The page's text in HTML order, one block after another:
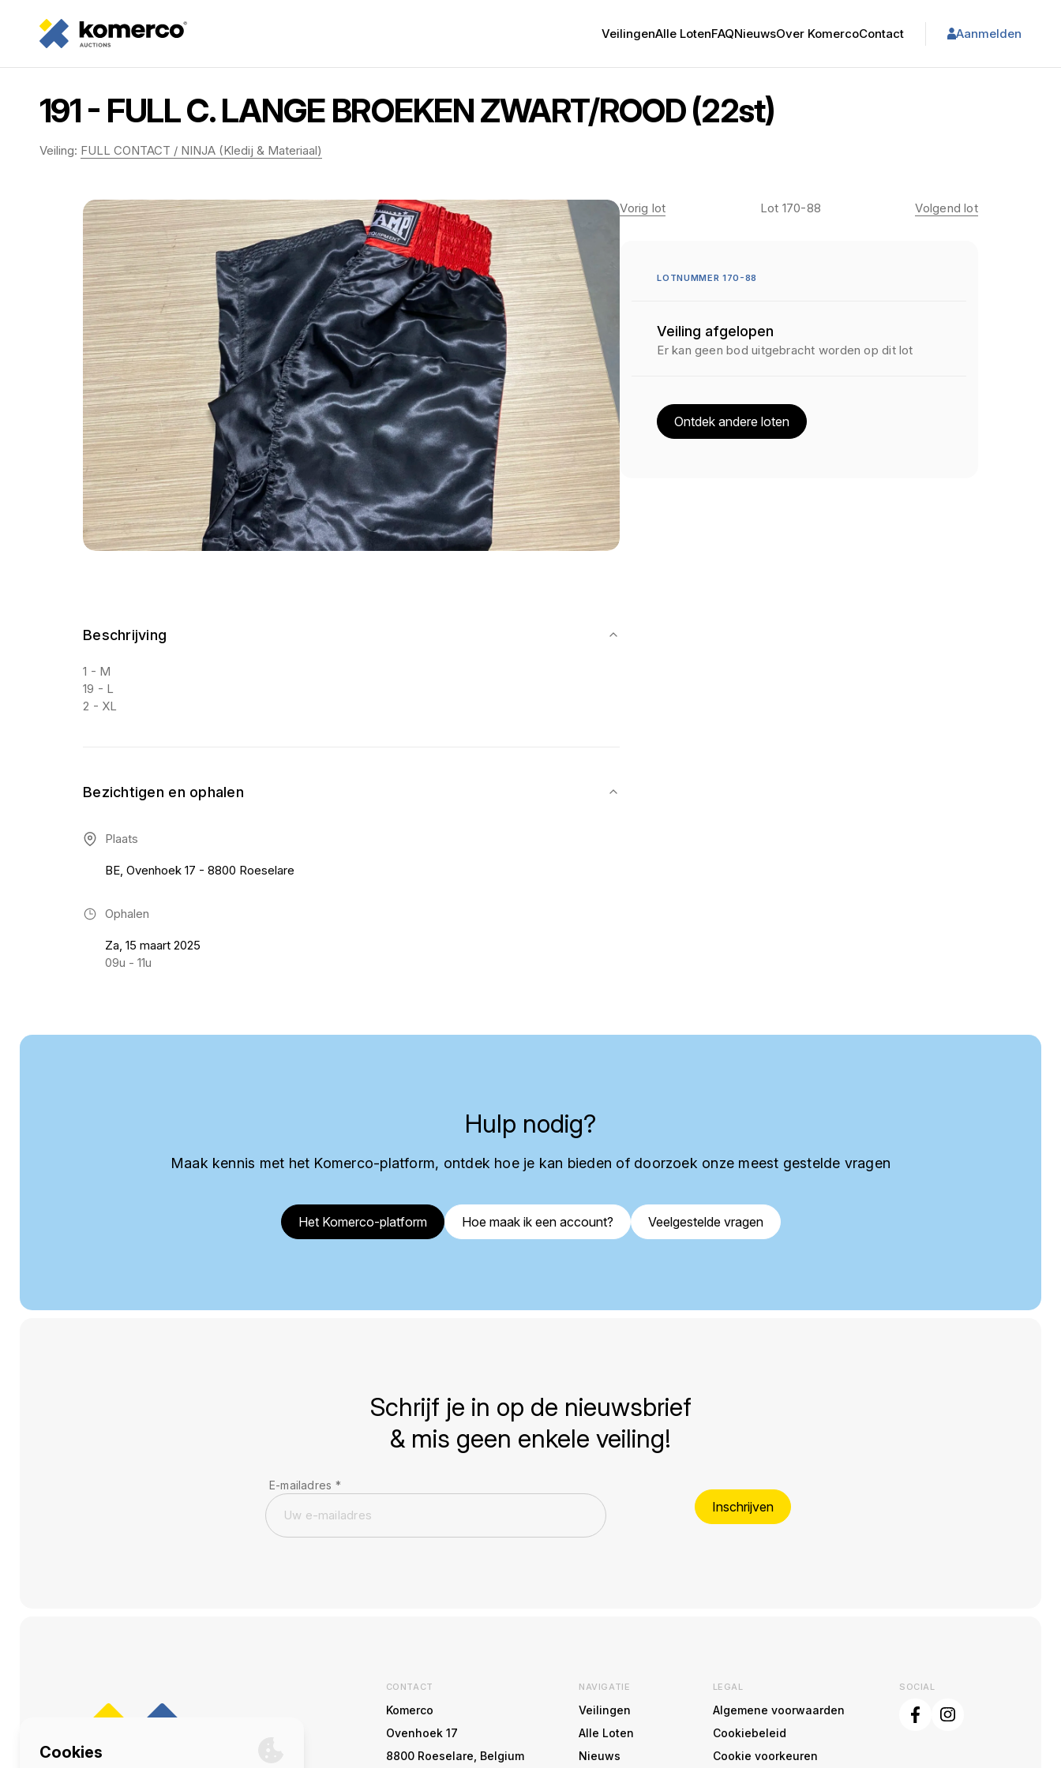
VeilingenAlle LotenFAQNieuwsOver KomercoContact Aanmelden
191 - FULL C. LANGE BROEKEN ZWART/ROOD (22st)
Veiling: FULL CONTACT / NINJA (Kledij & Materiaal)
Beschrijving
1 - M
19 - L
2 - XL
Bezichtigen en ophalen
Plaats
BE, Ovenhoek 17 - 8800 Roeselare
Ophalen
Za, 15 maart 2025
09u - 11u
Vorig lot Lot 170-88 Volgend lot
LOTNUMMER 170-88
Veiling afgelopen
Er kan geen bod uitgebracht worden op dit lot
Ontdek andere loten
Hulp nodig?
Maak kennis met het Komerco-platform, ontdek hoe je kan bieden of doorzoek onze meest gestelde vragen
Het Komerco-platform Hoe maak ik een account? Veelgestelde vragen
Schrijf je in op de nieuwsbrief
& mis geen enkele veiling!
E-mailadres *
Inschrijven
CONTACT
Komerco
Ovenhoek 17
8800 Roeselare, Belgium
NAVIGATIE
Veilingen
Alle Loten
Nieuws
LEGAL
Algemene voorwaarden
Cookiebeleid
Cookie voorkeuren
SOCIAL